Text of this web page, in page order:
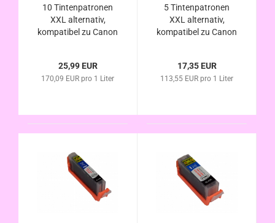
10 Tintenpatronen
XXL alternativ,
kompatibel zu Canon
25,99 EUR
170,09 EUR pro 1 Liter
5 Tintenpatronen
XXL alternativ,
kompatibel zu Canon
17,35 EUR
113,55 EUR pro 1 Liter